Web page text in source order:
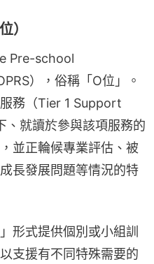
）
Pre-school
），俗稱「O位」。
務（Tier 1 Support
、就讀於參與該項服務的
並正輪候專業評估、被
長發展問題等情況的特
形式提供個別或小組訓
支援有不同特殊需要的